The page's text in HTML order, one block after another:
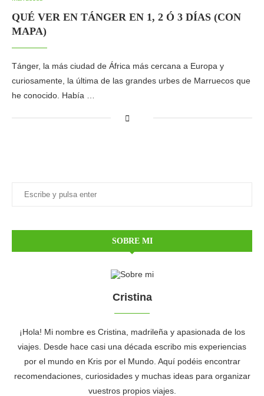
QUÉ VER EN TÁNGER EN 1, 2 Ó 3 DÍAS (CON
MAPA)
Tánger, la más ciudad de África más cercana a Europa y
curiosamente, la última de las grandes urbes de Marruecos que
he conocido. Había …
SOBRE MI
Cristina
¡Hola! Mi nombre es Cristina, madrileña y apasionada de los
viajes. Desde hace casi una década escribo mis experiencias
por el mundo en Kris por el Mundo. Aquí podéis encontrar
recomendaciones, curiosidades y muchas ideas para organizar
vuestros propios viajes.